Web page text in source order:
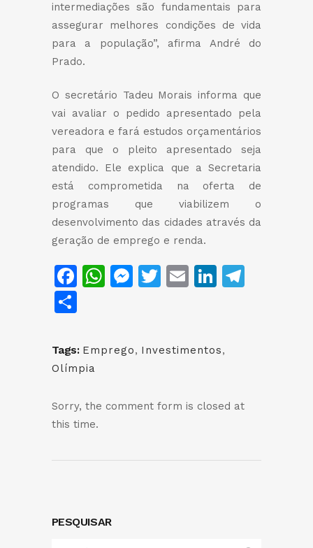
intermediações são fundamentais para
assegurar melhores condições de vida
para a população”, afirma André do
Prado.
O secretário Tadeu Morais informa que
vai avaliar o pedido apresentado pela
vereadora e fará estudos orçamentários
para que o pleito apresentado seja
atendido. Ele explica que a Secretaria
está comprometida na oferta de
programas que viabilizem o
desenvolvimento das cidades através da
geração de emprego e renda.
Facebook
WhatsApp
Messenger
Twitter
EmailLinkedIn
Tags: Emprego, Investimentos,
Olímpia
Sorry, the comment form is closed at
this time.
PESQUISAR